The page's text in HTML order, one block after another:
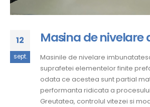
12
sept.
Masina de nivelare
Masinile de nivelare
suprafetei elementelor finite
odata ce acestea sunt partial
performanta ridicata a
Greutatea, controlul vitezei si